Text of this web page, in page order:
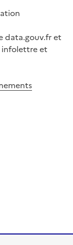
data.gouv.fr et
infolettre et